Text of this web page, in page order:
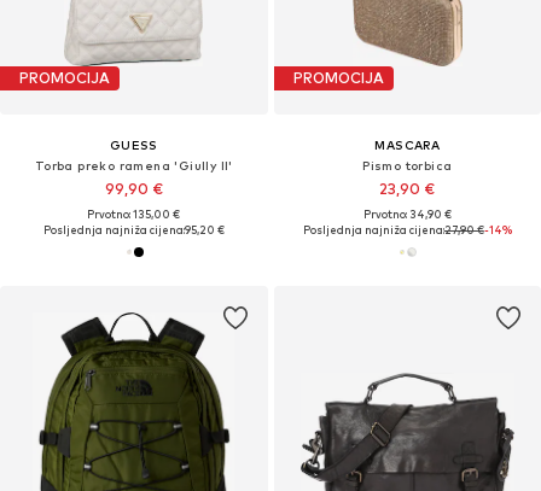
PROMOCIJA
GUESS
Torba preko ramena 'Giully II'
99,90 €
Prvotno: 135,00 €
Posljednja najniža cijena:95,20 €
PROMOCIJA
MASCARA
Pismo torbica
23,90 €
Prvotno: 34,90 €
Posljednja najniža cijena:27,90 €-14%